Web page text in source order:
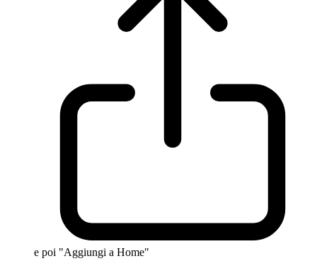
e poi "Aggiungi a Home"